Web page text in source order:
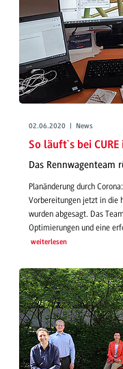
02.06.2020 | News
So läuft`s bei
Das Rennwagenteam
Planänderung durch
Vorbereitungen jetzt in die
wurden abgesagt. Das
Optimierungen und eine
weiterlesen